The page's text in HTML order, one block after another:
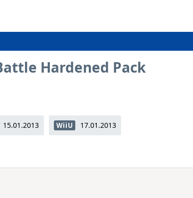
Hardened Pack
15.01.2013 WiiU 17.01.2013